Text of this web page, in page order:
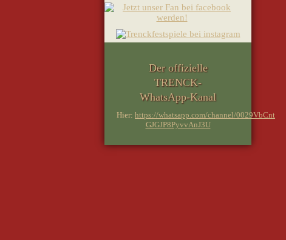
Der offizielle
TRENCK-
WhatsApp-Kanal
Hier: https://whatsapp.com/channel/0029VbCnt
GJGJP8PyvvAnJ3U